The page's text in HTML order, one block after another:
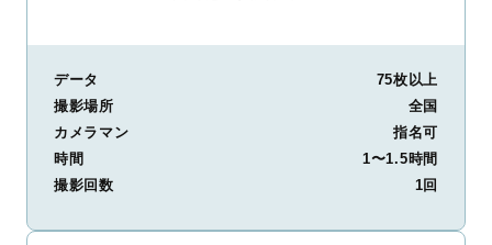
データ
75枚以上
撮影場所
全国
カメラマン
指名可
時間
1〜1.5時間
撮影回数
1回